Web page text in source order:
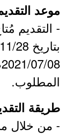
موعد
- التقديم
المطلوب.
طريقة
- من خلال